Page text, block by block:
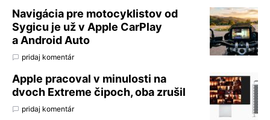
Navigácia pre motocyklistov od
Sygicu je už v Apple CarPlay
a Android Auto
pridaj komentár
Apple pracoval v minulosti na
dvoch Extreme čipoch, oba zrušil
pridaj komentár